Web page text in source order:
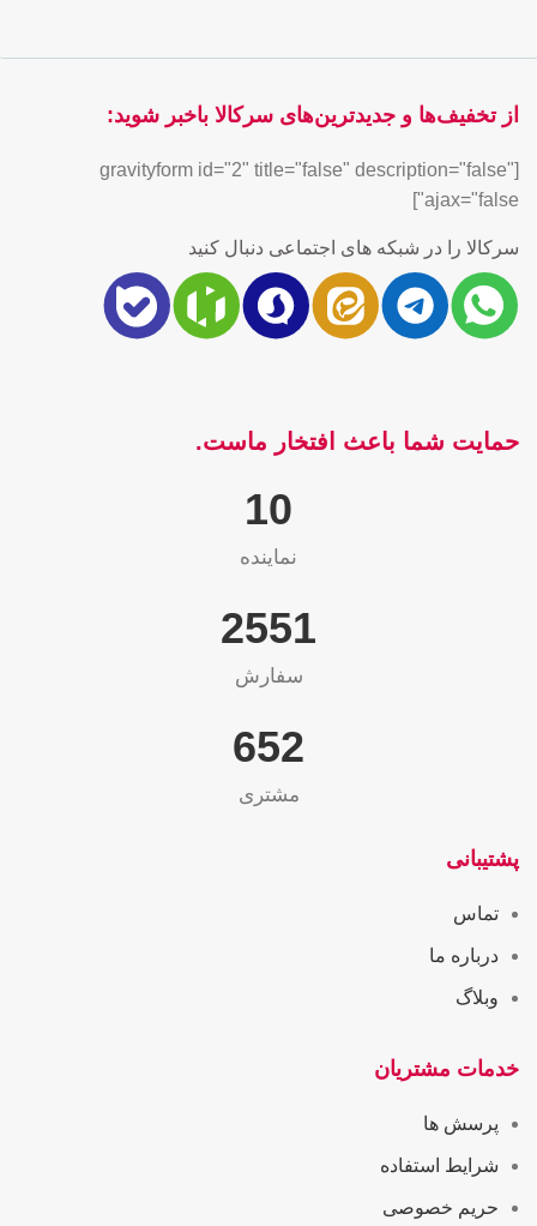
از تخفیف‌ها و جدیدترین‌های سرکالا باخبر شوید:
[gravityform id="2" title="false" description="false"
ajax="false"]
سرکالا را در شبکه های اجتماعی دنبال کنید
حمایت شما باعث افتخار ماست.
10
نماینده
2565
سفارش
655
مشتری
پشتیبانی
تماس
درباره ما
وبلاگ
خدمات مشتریان
پرسش ها
شرایط استفاده
حریم خصوصی